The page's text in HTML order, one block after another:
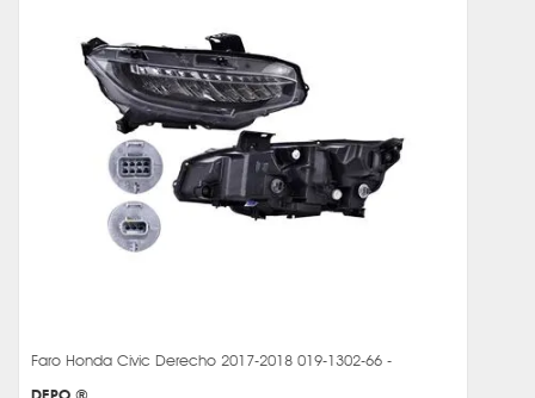
Faro Honda Civic Derecho 2017-2018 019-1302-66 -